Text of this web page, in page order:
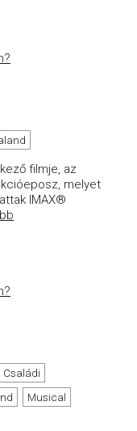
filmje, az
melyet
IMAX®
Családi
Musical